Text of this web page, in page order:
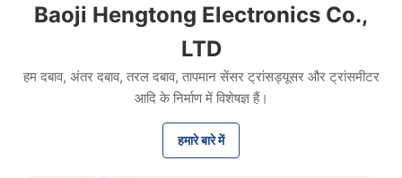
Baoji Hengtong Electronics Co.,
LTD
हम दबाव, अंतर दबाव, तरल दबाव, तापमान सेंसर ट्रांसड्यूसर और ट्रांसमीटर
आदि के निर्माण में विशेषज्ञ हैं।
हमारे बारे में